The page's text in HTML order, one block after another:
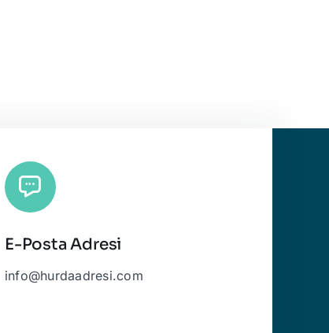
E-Posta Adresi
info@hurdaadresi.com